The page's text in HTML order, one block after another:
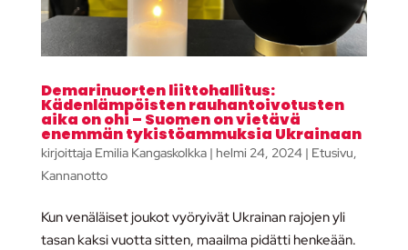
Demarinuorten liittohallitus:
Kädenlämpöisten rauhantoivotusten
aika on ohi – Suomen on vietävä
enemmän tykistöammuksia Ukrainaan
kirjoittaja Emilia Kangaskolkka| helmi 24, 2024| Etusivu
Kannanotto
Kun venäläiset joukot vyöryivät Ukrainan rajojen yli
tasan kaksi vuotta sitten, maailma pidätti henkeään.